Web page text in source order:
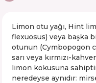
Limon otu yağı, Hint
flexuosus) veya başka
otunun (Cymbopogon
sarı veya kırmızı-
limon kokusuna
neredeyse aynıdır: